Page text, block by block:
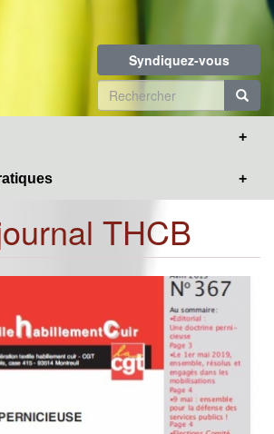
Syndiquez-vous
Formulaire
de
THCB